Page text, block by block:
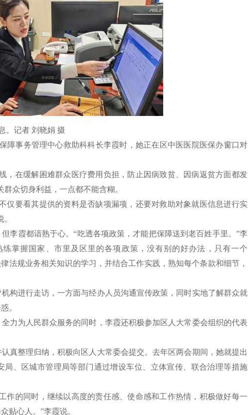
。记者 刘晓娟 摄
事务管理中心救助科科长李霞时，她正在区中医医院医保办窗口对
在缓解困难群众医疗费用负担，防止因病致贫、因病返贫方面都发
众切身利益，一点都不能含糊。
要看其提供的资料是否缺项漏项，还要对救助对象就医信息进行实
霞都谙熟于心。“吃透各项政策，才能把保障送到老百姓手里。”李
掌握国家、市里及区里的各项政策，没有别的好办法，只有一个
法规业务相关知识的学习，并结合工作实践，熟知每个条款和细节，
进行走访，一方面与经办人员沟通宣传政策，同时实地了解群众就
。
为人民群众服务的同时，李霞还积极参加区人大常委会组织的代表
整理归纳，积极向区人大常委会提交。去年区两会期间，她就提出
局、区城市管理局等部门通过增设车位、立体宣传、联合治理等措施
的同时，继续以高度的责任感、使命感和工作热情，积极做好每一
贴心人。”李霞说。